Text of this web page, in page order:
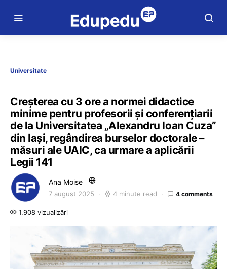
Universitate
Creșterea cu 3 ore a normei didactice
minime pentru profesorii și conferențiarii
de la Universitatea „Alexandru Ioan Cuza”
din Iași, regândirea burselor doctorale –
măsuri ale UAIC, ca urmare a aplicării
Legii 141
Ana Moise
7 august 2025 4 minute read 4 comments
1.908 vizualizări